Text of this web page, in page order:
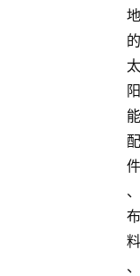
地
的
太
阳
能
配
件
、
布
料
、